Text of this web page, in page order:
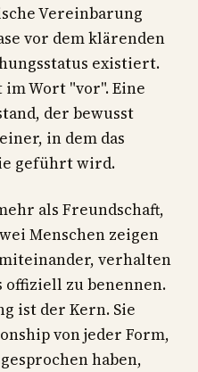
Vereinbarung
vor dem klärenden
existiert.
im Wort "vor". Eine
der bewusst
in dem das
geführt wird.
als Freundschaft,
Menschen zeigen
verhalten
offiziell zu benennen.
ist der Kern. Sie
von jeder Form,
haben,